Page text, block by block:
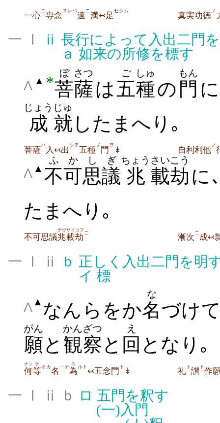
一心ニ専念スレバ速 ニ満↢足セシム 真実功徳 ノ
一 Ⅰ ⅱ 長行によって入出二門
ａ 如来の所修を標す
^ ▲ *菩
ぼ
薩
さつ
は 五
ご
種
しゅ
の 門
もん
成
じょう
就
じゅ
したまへり｡
菩薩ハ入↢出 シテ五種ノ 門 ヲ ↡ 自利利他ノ
^ ▲ 不可
ふか
思議
しぎ
兆
ちょう
載
さい
劫
こう
に
たまへり｡
不可思議兆
テウ
載
サイ
劫
コフ ニ 漸次 ニ 成↢
一 Ⅰ ⅱ ｂ 正しく入出二門を明
イ 標
^ ▲ なんらをか名
な
づけ
願
がん
と 観察
かんざつ
と 回
え
となり｡
何
ナン
等
ラ オカ名ケテ為
ス ルト↢五念門 ト ↡ 礼 ト讃 ト作
一 Ⅰ ⅱ ｂ ロ 五門を釈す
(一)入門